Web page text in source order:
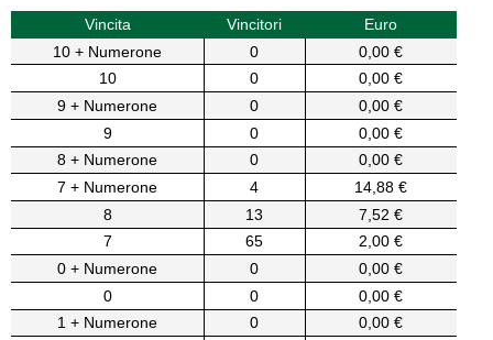
Vincita Vincitori
Euro
10 + Numerone
0
0,00 €
10
0
0,00 €
9 + Numerone
0
0,00 €
9
0
0,00 €
8 + Numerone
0
0,00 €
7 + Numerone
4
14,88 €
8
13
7,52 €
7
65
2,00 €
0 + Numerone
0
0,00 €
0
0
0,00 €
1 + Numerone
0
0,00 €